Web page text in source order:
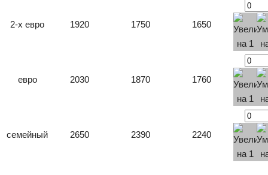
2-х евро 1920 1750 1650
евро 2030 1870 1760
семейный 2650 2390 2240